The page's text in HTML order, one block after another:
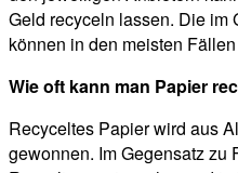
Geld recyceln lassen. Die im
können in den meisten
Wie oft kann man Papier
Recyceltes Papier wird aus
gewonnen. Im Gegensatz zu